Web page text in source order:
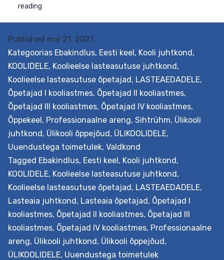
Eesmärk See hindamisteenus aitab määrata asutuse
uuendusmeelsuse taseme, tuvastada
arenguvajaduse(d) ja kavandada edasist tegevust,
kasutades selleks sisehindamisele suunatud
ja küsimustikku, mida on võimalik kollektiivil või
Published mai 21, 2021
Kategoorias Ebakindlus, Eesti keel, Kooli juhtkond,
KOOLIDELE, Koolieelse lasteasutuse juhtkond,
Koolieelse lasteasutuse õpetajad, LASTEAEDADELE,
Õpetajad I kooliastmes, Õpetajad II kooliastmes,
Õpetajad III kooliastmes, Õpetajad IV kooliastmes,
Õppekeel, Professionaalne areng, Sihtrühm, Ülikooli
juhtkond, Ülikooli õppejõud, ÜLIKOOLIDELE,
Uuendustega toimetulek, Valdkond
Tagged Ebakindlus, Eesti keel, Kooli juhtkond,
KOOLIDELE, Koolieelse lasteasutuse juhtkond,
Koolieelse lasteasutuse õpetajad, LASTEAEDADELE,
Lasteaia juhtkond, Lasteaia õpetajad, Õpetajad I
kooliastmes, Õpetajad II kooliastmes, Õpetajad III
kooliastmes, Õpetajad IV kooliastmes, Professionaalne
areng, Ülikooli juhtkond, Ülikooli õppejõud,
ÜLIKOOLIDELE, Uuendustega toimetulek